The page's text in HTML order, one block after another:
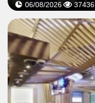
06/08/2026 37436